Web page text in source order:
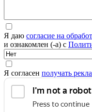
Я даю согласие на
и ознакомлен (-а) с
Я согласен получать